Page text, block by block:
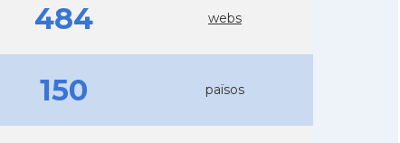
484 webs
150 països